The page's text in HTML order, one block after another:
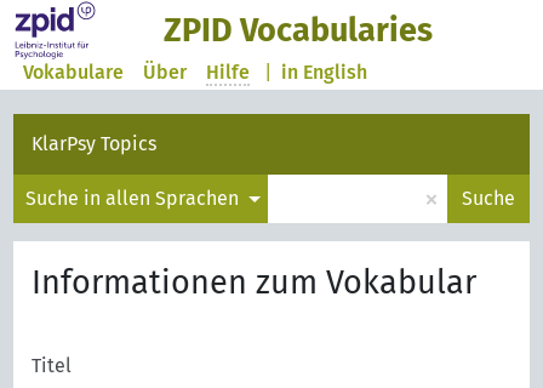
ZPID Vocabularies
in English
Vokabulare Über Hilfe
KlarPsy Topics
Suche in allen Sprachen × Suche
Informationen zum Vokabular
Titel